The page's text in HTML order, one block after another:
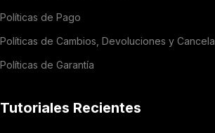
Políticas de Pago
Políticas de Cambios, Devoluciones y
Políticas de Garantía
Tutoriales Recientes